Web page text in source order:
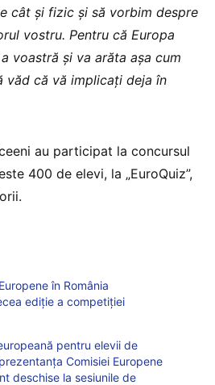
cât și fizic și să vorbim despre
vostru. Pentru că Europa
voastră și va arăta așa cum
văd că vă implicați deja în
au participat la concursul
400 de elevi, la „EuroQuiz”,
în România
ediție a competiției
pentru elevii de
Comisiei Europene
deschise la sesiunile de